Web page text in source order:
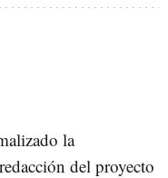
la
del proyecto